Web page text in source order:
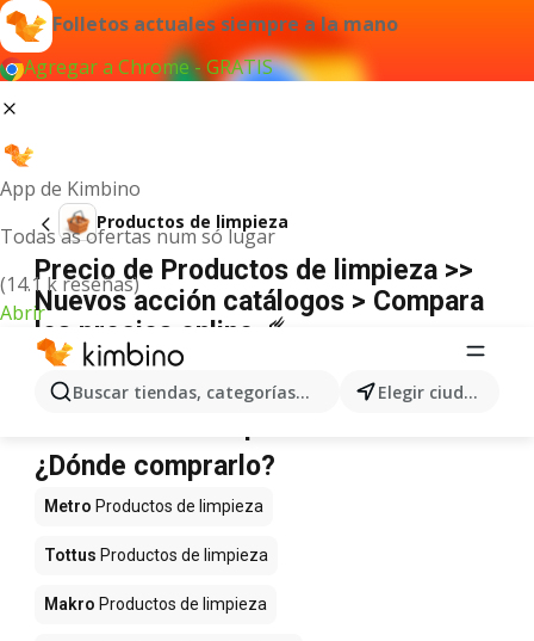
Folletos actuales siempre a la mano
Agregar a Chrome - GRATIS
App de Kimbino
Todas as ofertas num só lugar
(14.1 k reseñas)
Abrir
Buscar tiendas, categorías, productos... Elegir ciudad
Productos de limpieza
Precio de Productos de limpieza >>
Nuevos acción catálogos > Compara
los precios online ☄️
No hemos encontrado resultados para este
término.
¿Dónde comprarlo?
Metro Productos de limpieza
Tottus Productos de limpieza
Makro Productos de limpieza